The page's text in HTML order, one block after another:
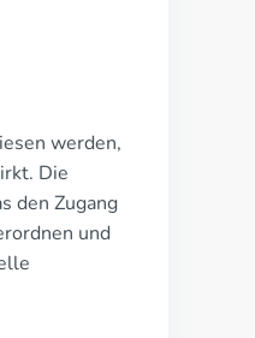
werden,
Die
den Zugang
und